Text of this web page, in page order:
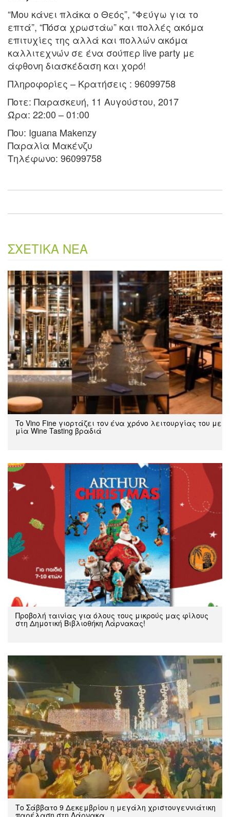
“Μου κάνει πλάκα ο Θεός”, “Φεύγω για το
επτά”, “Πόσα χρωστάω” και πολλές ακόμα
επιτυχίες της αλλά και πολλών ακόμα
καλλιτεχνών σε ένα σούπερ live party με
άφθονη διασκέδαση και χορό!
Πληροφορίες – Κρατήσεις : 96099758
Ποτε: Παρασκευή, 11 Αυγούστου, 2017
Ώρα: 22:00 – 01:00
Που: Iguana Makenzy
Παραλία Μακένζυ
Τηλέφωνο: 96099758
ΣΧΕΤΙΚΑ ΝΕΑ
To Vino Fine γιορτάζει τον ένα χρόνο λειτουργίας του με
μία Wine Tasting βραδιά
Προβολή ταινίας για όλους τους μικρούς μας φίλους
στη Δημοτική Βιβλιοθήκη Λάρνακας!
Το Σάββατο 9 Δεκεμβρίου η μεγάλη χριστουγεννιάτικη